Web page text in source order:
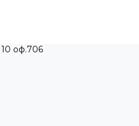
оф.706